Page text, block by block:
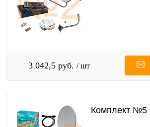
3 042,5 руб. / шт
Комплект №5